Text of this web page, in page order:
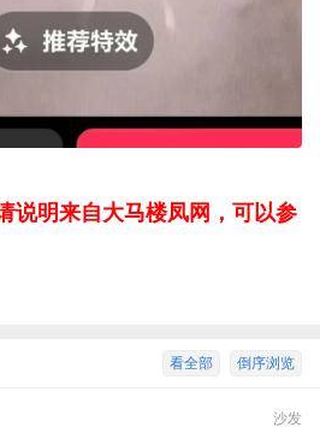
说明来自大马楼凤网，可以参
倒序浏览
看全部
沙发